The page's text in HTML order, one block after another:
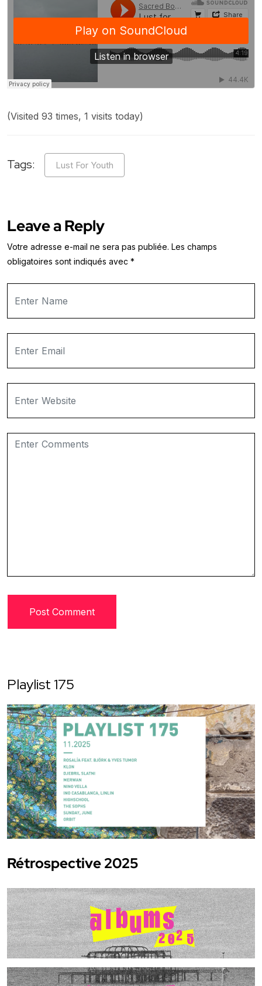
(Visited 93 times, 1 visits today)
Tags: Lust For Youth
Leave a Reply
Votre adresse e-mail ne sera pas publiée. Les champs
obligatoires sont indiqués avec *
Playlist 175
Rétrospective 2025